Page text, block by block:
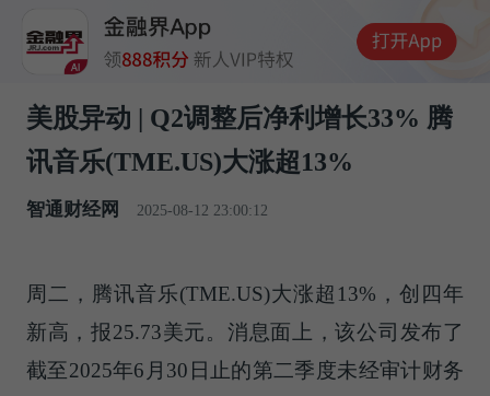
美股异动 | Q2调整后净利增长33% 腾
讯音乐(TME.US)大涨超13%
智通财经网 2025-08-12 23:00:12
周二，腾讯音乐(TME.US)大涨超13%，创四年
新高，报25.73美元。消息面上，该公司发布了
截至2025年6月30日止的第二季度未经审计财务